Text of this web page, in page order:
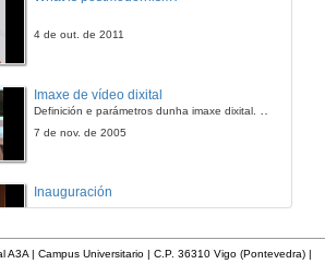
Intervención Alfonso Blanco
Quenda de preguntas
Presentación dos ponentes
4 de out. de 2011
Imaxe de vídeo dixital
Definición e parámetros dunha imaxe dixital. Resolución e Aspecto. Profundidade da cor. Compresión. Frame por segundo. Entrelazado. Campos, cadros
7 de nov. de 2005
Inauguración
A3A | Campus Universitario | C.P. 36310 Vigo (Pontevedra) |